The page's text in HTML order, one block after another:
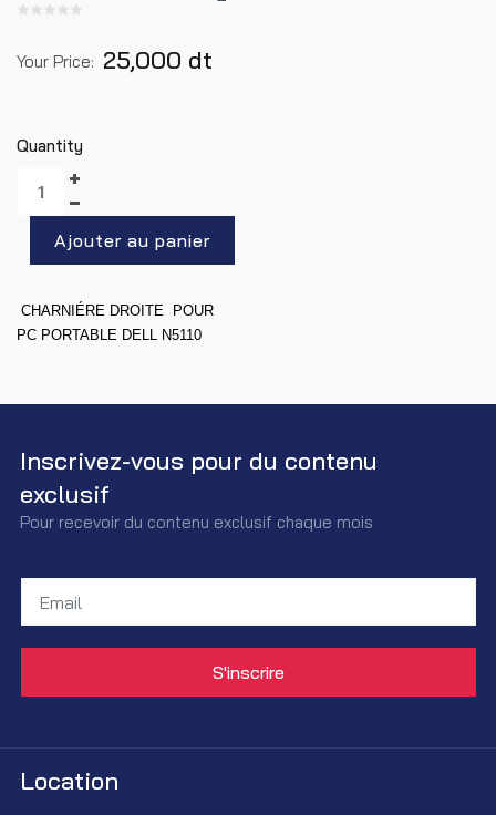
Your Price: 25,000 dt
Quantity
CHARNIÉRE DROITE POUR
PC PORTABLE DELL N5110
Inscrivez-vous pour du contenu
exclusif
Pour recevoir du contenu exclusif chaque mois
Location